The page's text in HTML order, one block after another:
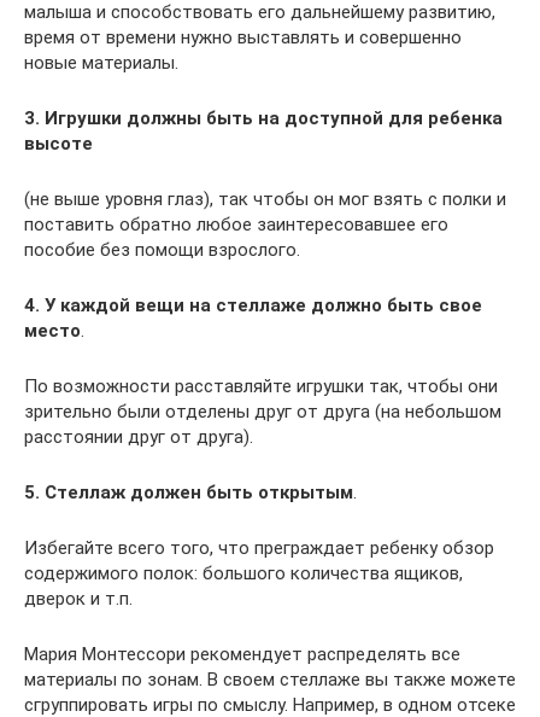
малыша и способствовать его дальнейшему развитию,
время от времени нужно выставлять и совершенно
новые материалы.
3. Игрушки должны быть на доступной для ребенка
высоте
(не выше уровня глаз), так чтобы он мог взять с полки и
поставить обратно любое заинтересовавшее его
пособие без помощи взрослого.
4. У каждой вещи на стеллаже должно быть свое
место.
По возможности расставляйте игрушки так, чтобы они
зрительно были отделены друг от друга (на небольшом
расстоянии друг от друга).
5. Стеллаж должен быть открытым.
Избегайте всего того, что преграждает ребенку обзор
содержимого полок: большого количества ящиков,
дверок и т.п.
Мария Монтессори рекомендует распределять все
материалы по зонам. В своем стеллаже вы также можете
сгруппировать игры по смыслу. Например, в одном отсеке